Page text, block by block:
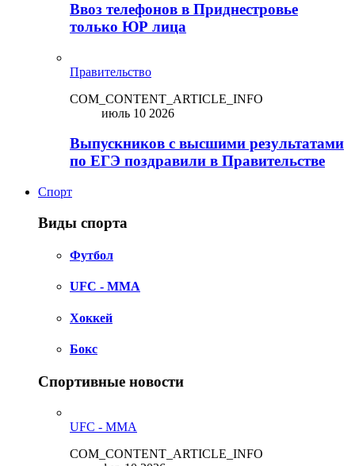
Ввоз телефонов в Приднестровье
только ЮР лица
Правительство
COM_CONTENT_ARTICLE_INFO
июль 10 2026
Выпускников с высшими результатами
по ЕГЭ поздравили в Правительстве
Спорт
Виды спорта
Футбол
UFC - MMA
Хоккей
Бокс
Спортивные новости
UFC - MMA
COM_CONTENT_ARTICLE_INFO